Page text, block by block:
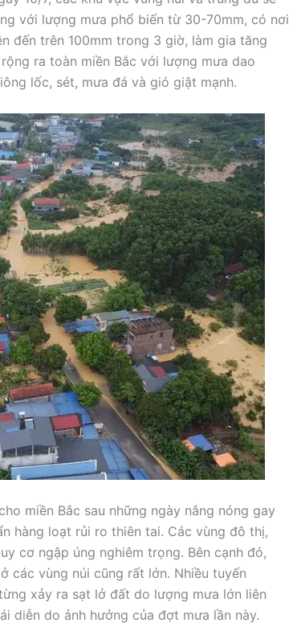
với lượng mưa phổ biến từ 30-70mm, có nơi
đến trên 100mm trong 3 giờ, làm gia tăng
ra toàn miền Bắc với lượng mưa dao
lốc, sét, mưa đá và gió giật mạnh.
miền Bắc sau những ngày nắng nóng gay
hàng loạt rủi ro thiên tai. Các vùng đô thị,
cơ ngập úng nghiêm trọng. Bên cạnh đó,
các vùng núi cũng rất lớn. Nhiều tuyến
xảy ra sạt lở đất do lượng mưa lớn liên
diễn do ảnh hưởng của đợt mưa lần này.